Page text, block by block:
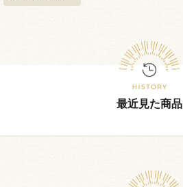
最近見た商品